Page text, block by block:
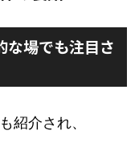
な場でも注目さ
紹介され、